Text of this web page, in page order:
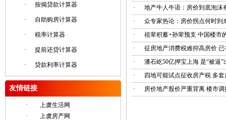
· 按揭贷款计算器
· 自助购房计算器
· 税率计算器
· 提前还贷计算器
· 贷款利率计算器
友情链接
·
上虞生活网
·
上虞房产网
·
地产牛人牛语：房价到底泡沫
·
众专家热论：房价拐点何时到
·
祖辈积蓄+孙辈预支 中国楼市
·
征房地产消费税难抑高房价
·
潘石屹50亿押宝上海 是“被逼”
·
四地可能试点征收房产税 多
·
房价地产股价严重背离 楼市